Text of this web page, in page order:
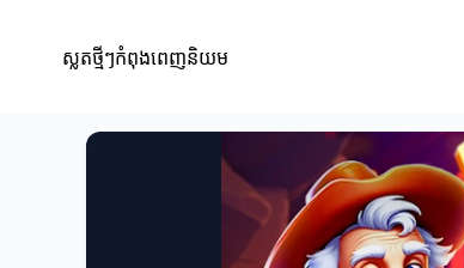
ស្លតថ្មីៗកំពុងពេញនិយម